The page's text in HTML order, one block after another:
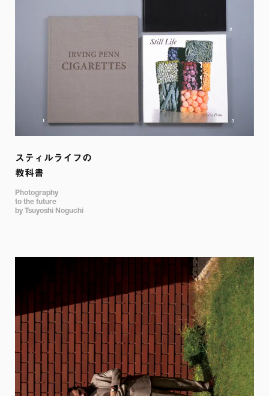
スティルライフの
教科書
Photography
to the future
by Tsuyoshi Noguchi